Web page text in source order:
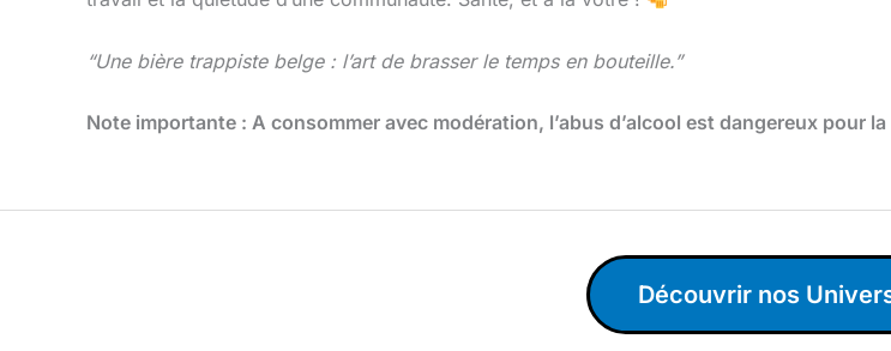
“Une bière trappiste belge : l’art de brasser le temps en bouteille.”
Note importante : A consommer avec modération, l’abus d’alcool est dangereux pour
Découvrir nos